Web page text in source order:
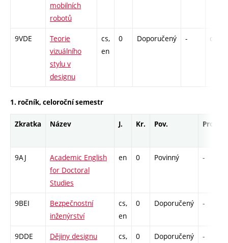
mobilních
robotů
9VDE
Teorie
vizuálního
stylu v
designu
cs,
en
0 Doporučený - drzk
1. ročník, celoroční semestr
Zkratka Název J. Kr. Pov. Prof.
9AJ
Academic English
for Doctoral
Studies
en 0 Povinný -
9BEI
Bezpečnostní
inženýrství
cs,
en
0 Doporučený -
9DDE Dějiny designu
cs,
0 Doporučený -